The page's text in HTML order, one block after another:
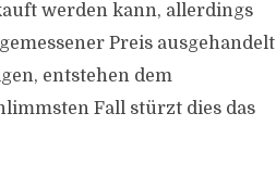
werden kann, allerdings
Preis ausgehandelt
entstehen dem
Fall stürzt dies das